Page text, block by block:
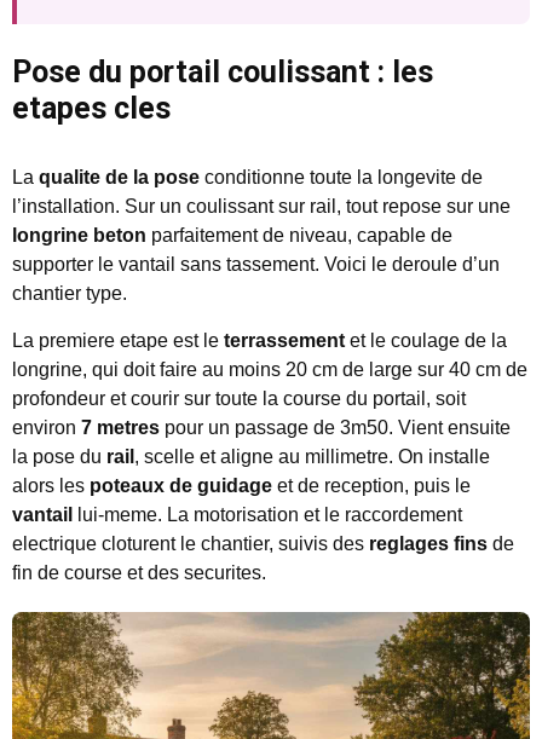
Pose du portail coulissant : les
etapes cles
La qualite de la pose conditionne toute la longevite de
l’installation. Sur un coulissant sur rail, tout repose sur une
longrine beton parfaitement de niveau, capable de
supporter le vantail sans tassement. Voici le deroule d’un
chantier type.
La premiere etape est le terrassement et le coulage de la
longrine, qui doit faire au moins 20 cm de large sur 40 cm de
profondeur et courir sur toute la course du portail, soit
environ 7 metres pour un passage de 3m50. Vient ensuite
la pose du rail , scelle et aligne au millimetre. On installe
alors les poteaux de guidage et de reception, puis le
vantail
lui-meme. La motorisation et le raccordement
electrique cloturent le chantier, suivis des reglages fins de
fin de course et des securites.